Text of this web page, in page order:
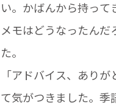
い。かばんから持っ
メモはどうなったん
た。
「アドバイス、ありが
て気がつきました。季